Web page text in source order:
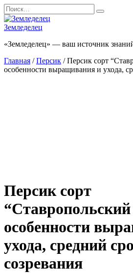
Перейти
к
содержанию
Search
for:
Земледелец
«Земледелец» — ваш источник
Главная /Персик / Персик сорт
особенности выращивания и ухода,
Персик сорт
особенности
ухода, средний
созревания